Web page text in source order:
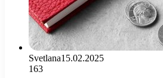
Svetlana15.02.2025
163